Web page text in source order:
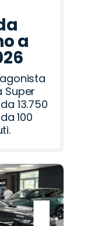
a
Super
13.750
100